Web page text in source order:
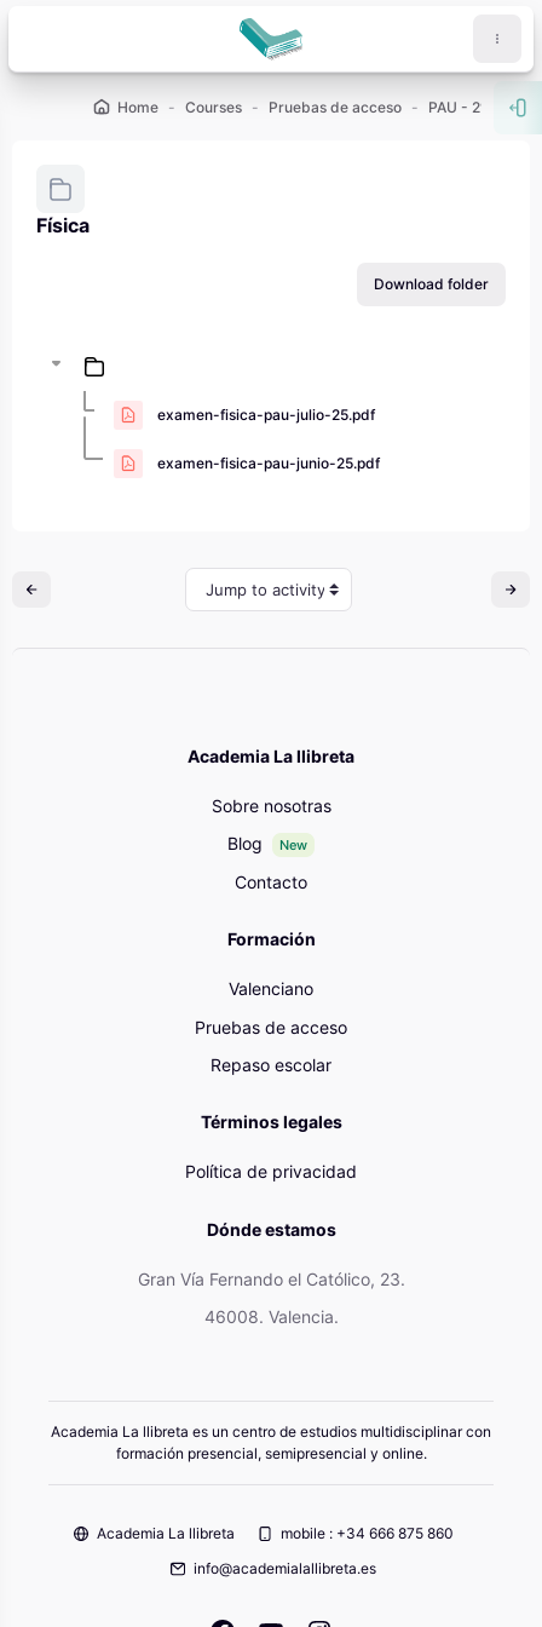
Home Courses Pruebas de acceso PAU - 2º de
Física
Download folder
examen-fisica-pau-julio-25.pdf
examen-fisica-pau-junio-25.pdf
Jump to activity
Academia La llibreta
Sobre nosotras
Blog
New
Contacto
Formación
Valenciano
Pruebas de acceso
Repaso escolar
Términos legales
Política de privacidad
Dónde estamos
Gran Vía Fernando el Católico, 23.
46008. Valencia.
Academia La llibreta es un centro de estudios multidisciplinar con
formación presencial, semipresencial y online.
Academia La llibreta
mobile : +34 666 875 860
info@academialallibreta.es